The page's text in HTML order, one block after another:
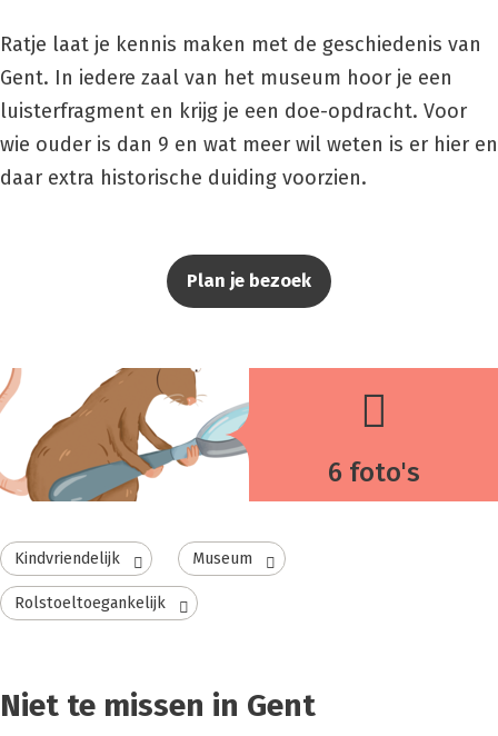
Ratje laat je kennis maken met de geschiedenis van
Gent. In iedere zaal van het museum hoor je een
luisterfragment en krijg je een doe-opdracht. Voor
wie ouder is dan 9 en wat meer wil weten is er hier en
daar extra historische duiding voorzien.
Plan je bezoek
6 foto's
Kindvriendelijk Museum
Rolstoeltoegankelijk
Niet te missen in Gent